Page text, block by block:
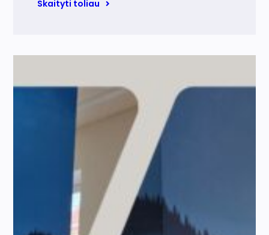
Skaityti toliau